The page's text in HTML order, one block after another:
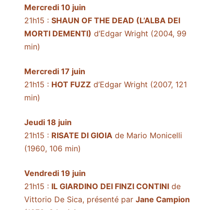
Mercredi 10 juin
21h15 : SHAUN OF THE DEAD (L’ALBA DEI
MORTI DEMENTI) d’Edgar Wright (2004, 99
min)
Mercredi 17 juin
21h15 : HOT FUZZ d’Edgar Wright (2007, 121
min)
Jeudi 18 juin
21h15 : RISATE DI GIOIA de Mario Monicelli
(1960, 106 min)
Vendredi 19 juin
21h15 : IL GIARDINO DEI FINZI CONTINI de
Vittorio De Sica, présenté par Jane Campion